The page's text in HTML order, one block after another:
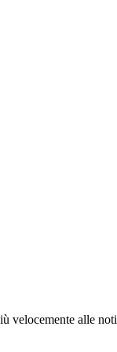
velocemente alle